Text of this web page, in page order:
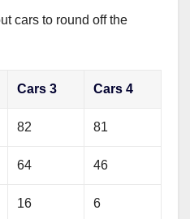
cars to round off the
Cars 3 Cars 4
82 81
64 46
16 6